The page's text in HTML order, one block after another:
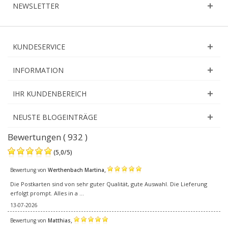
NEWSLETTER
KUNDESERVICE
INFORMATION
IHR KUNDENBEREICH
NEUSTE BLOGEINTRÄGE
Bewertungen ( 932 )
(5,0/5)
Bewertung von Werthenbach Martina,
Die Postkarten sind von sehr guter Qualität, gute Auswahl. Die Lieferung
erfolgt prompt. Alles in a ...
13-07-2026
Bewertung von Matthias,